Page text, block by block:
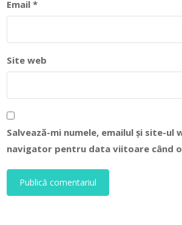
Email*
Site web
Salvează-mi numele, emailul și site-ul
navigator pentru data viitoare când